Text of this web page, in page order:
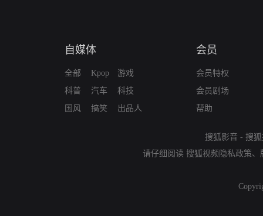
自媒体
全部
科普
国风
Kpop
汽车
搞笑
游戏
科技
出品人
会员
会员特权
会员剧场
帮助
搜狐影音 - 搜
请仔细阅读 搜狐视频隐私政策、